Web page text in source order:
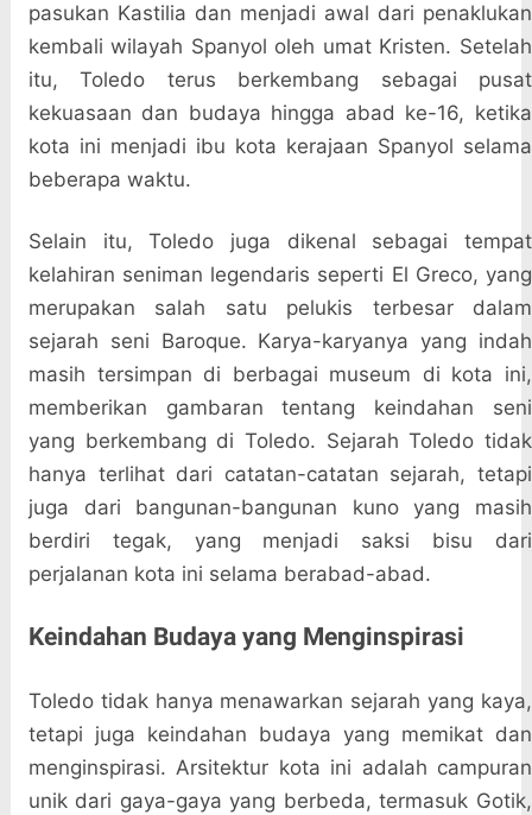
pasukan Kastilia dan menjadi awal dari penaklukan
kembali wilayah Spanyol oleh umat Kristen. Setelah
itu, Toledo terus berkembang sebagai pusat
kekuasaan dan budaya hingga abad ke-16, ketika
kota ini menjadi ibu kota kerajaan Spanyol selama
beberapa waktu.
Selain itu, Toledo juga dikenal sebagai tempat
kelahiran seniman legendaris seperti El Greco, yang
merupakan salah satu pelukis terbesar dalam
sejarah seni Baroque. Karya-karyanya yang indah
masih tersimpan di berbagai museum di kota ini,
memberikan gambaran tentang keindahan seni
yang berkembang di Toledo. Sejarah Toledo tidak
hanya terlihat dari catatan-catatan sejarah, tetapi
juga dari bangunan-bangunan kuno yang masih
berdiri tegak, yang menjadi saksi bisu dari
perjalanan kota ini selama berabad-abad.
Keindahan Budaya yang Menginspirasi
Toledo tidak hanya menawarkan sejarah yang kaya,
tetapi juga keindahan budaya yang memikat dan
menginspirasi. Arsitektur kota ini adalah campuran
unik dari gaya-gaya yang berbeda, termasuk Gotik,